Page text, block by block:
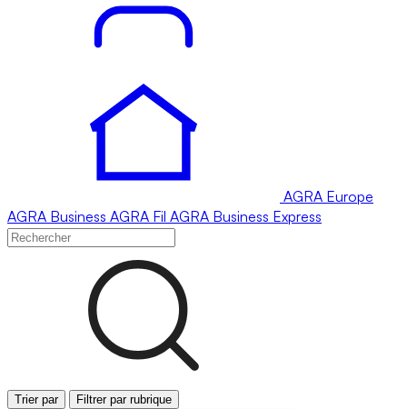
AGRA Europe
AGRA Business AGRA Fil AGRA Business Express
Trier par Filtrer par rubrique